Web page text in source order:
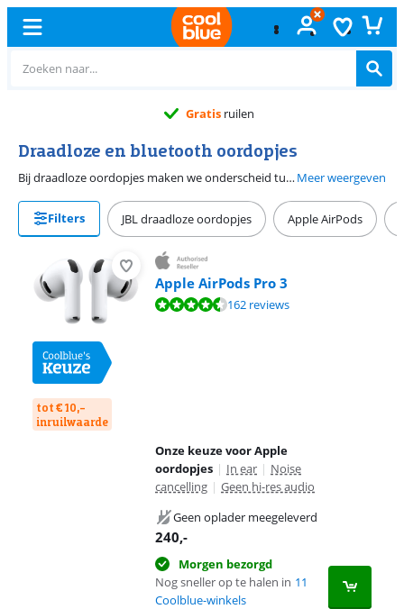
Gratis ruilen
Draadloze en bluetooth oordopjes
Bij draadloze oordopjes maken we onderscheid tussen 2 typen: draadloos en volledig draadloos. Bij draadloze oordopjes hangt er een snoer in je nek. Bij volledig draadloze oordopjes heb je alleen 2 losse dopjes. Het voordeel van draadloze oordopjes is dat wanneer je de oordopjes uit je oren doet, je ze in je nek laat hangen. Met volledig draadloze oordopjes kan dit niet. Sommige mensen vinden het fijn om geen snoer in hun nek te hebben hangen. Voor die mensen zijn volledig draadloze oordopjes de beste keus.Meer weergeven
Filters JBL draadloze oordopjes Apple AirPods
tot € 10,-
inruilwaarde
Apple AirPods Pro 3
Beoordeling is 9,0 van de 10, gebaseerd op 162 reviews.
162 reviews
Onze keuze voor Apple
oordopjes | In ear | Noise
cancelling | Geen hi-res audio
Geen oplader meegeleverd
240,-
Morgen bezorgd
Nog sneller op te halen in 11
Coolblue-winkels